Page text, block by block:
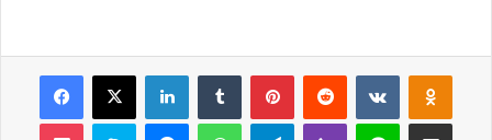
Facebook
X LinkedInTumblr PinterestReddit VKontakte
Pocket Skype MessengerWhatsAppTelegramViber Line E-Posta ile